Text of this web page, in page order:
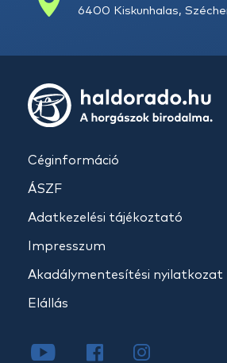
6400 Kiskunhalas,
Céginformáció
ÁSZF
Adatkezelési tájékoztató
Impresszum
Akadálymentesítési nyilatkozat
Elállás